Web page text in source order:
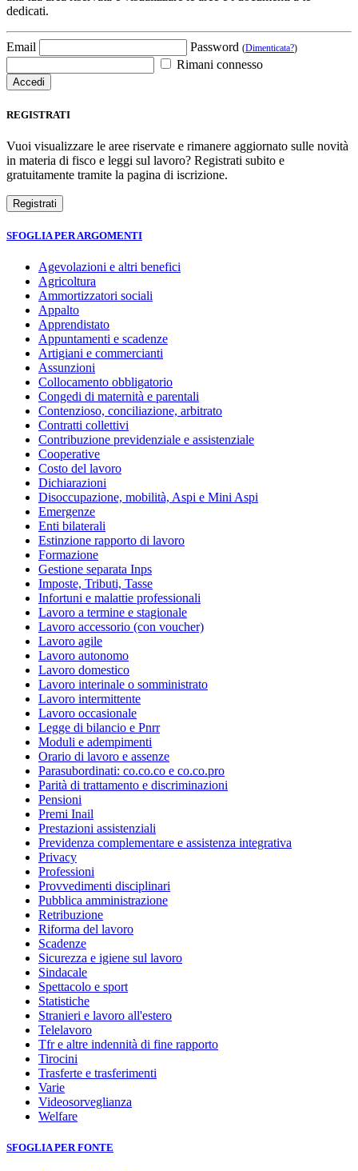
dedicati.
Email Password (Dimenticata?)
Rimani connesso
REGISTRATI
Vuoi visualizzare le aree riservate e rimanere aggiornato sulle novità
in materia di fisco e leggi sul lavoro? Registrati subito e
gratuitamente tramite la pagina di iscrizione.
SFOGLIA PER ARGOMENTI
Agevolazioni e altri benefici
Agricoltura
Ammortizzatori sociali
Appalto
Apprendistato
Appuntamenti e scadenze
Artigiani e commercianti
Assunzioni
Collocamento obbligatorio
Congedi di maternità e parentali
Contenzioso, conciliazione, arbitrato
Contratti collettivi
Contribuzione previdenziale e assistenziale
Cooperative
Costo del lavoro
Dichiarazioni
Disoccupazione, mobilità, Aspi e Mini Aspi
Emergenze
Enti bilaterali
Estinzione rapporto di lavoro
Formazione
Gestione separata Inps
Imposte, Tributi, Tasse
Infortuni e malattie professionali
Lavoro a termine e stagionale
Lavoro accessorio (con voucher)
Lavoro agile
Lavoro autonomo
Lavoro domestico
Lavoro interinale o somministrato
Lavoro intermittente
Lavoro occasionale
Legge di bilancio e Pnrr
Moduli e adempimenti
Orario di lavoro e assenze
Parasubordinati: co.co.co e co.co.pro
Parità di trattamento e discriminazioni
Pensioni
Premi Inail
Prestazioni assistenziali
Previdenza complementare e assistenza integrativa
Privacy
Professioni
Provvedimenti disciplinari
Pubblica amministrazione
Retribuzione
Riforma del lavoro
Scadenze
Sicurezza e igiene sul lavoro
Sindacale
Spettacolo e sport
Statistiche
Stranieri e lavoro all'estero
Telelavoro
Tfr e altre indennità di fine rapporto
Tirocini
Trasferte e trasferimenti
Varie
Videosorveglianza
Welfare
SFOGLIA PER FONTE